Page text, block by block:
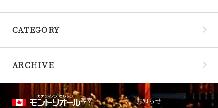
CATEGORY
ARCHIVE
客室
お知らせ